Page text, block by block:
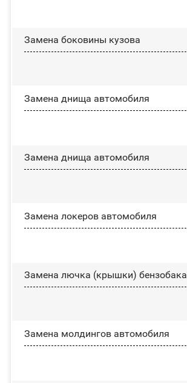
Замена боковины кузова
Замена днища автомобиля
Замена днища автомобиля
Замена лoĸepoв автомобиля
Замена лючка (крышки) бензобака
Замена молдингов автомобиля